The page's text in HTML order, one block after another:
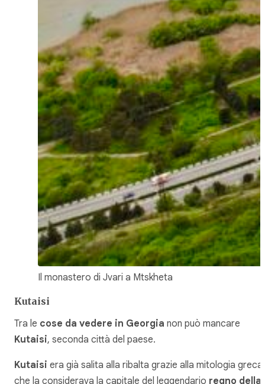
Il monastero di Jvari a Mtskheta
Kutaisi
Tra le cose da vedere in Georgia non può mancare
Kutaisi, seconda città del paese.
Kutaisi era già salita alla ribalta grazie alla mitologia greca,
che la considerava la capitale del leggendario regno della